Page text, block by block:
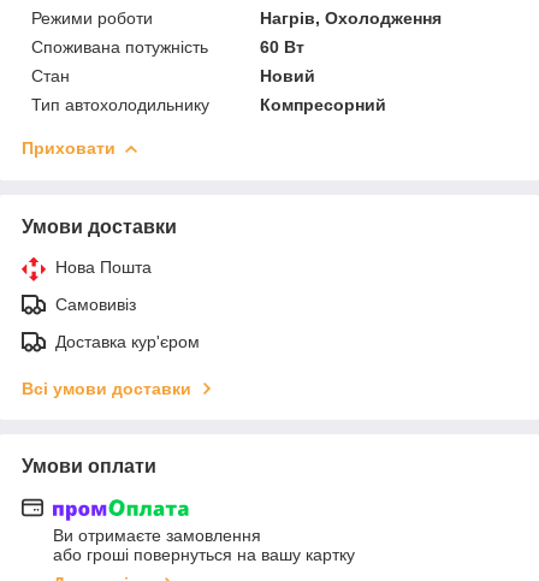
Режими роботи
Нагрів, Охолодження
Споживана потужність
60 Вт
Стан
Новий
Тип автохолодильнику
Компресорний
Приховати
Умови доставки
Нова Пошта
Самовивіз
Доставка кур'єром
Всі умови доставки
Умови оплати
Ви отримаєте замовлення
або гроші повернуться на вашу картку